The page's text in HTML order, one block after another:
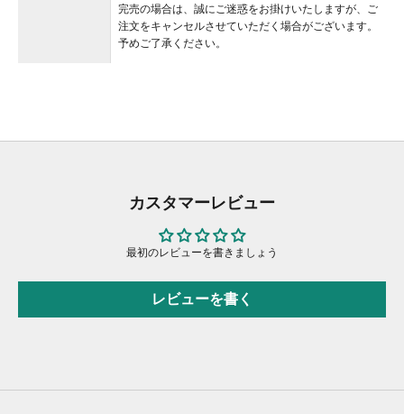
完売の場合は、誠にご迷惑をお掛けいたしますが、ご
注文をキャンセルさせていただく場合がございます。
予めご了承ください。
カスタマーレビュー
最初のレビューを書きましょう
レビューを書く